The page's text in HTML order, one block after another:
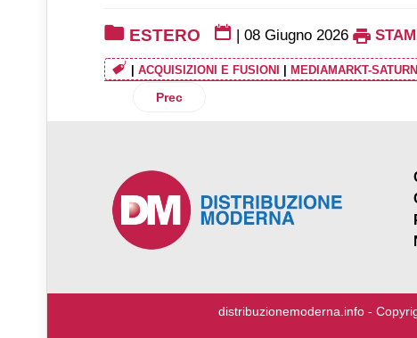
ESTERO 08 Giugno 2026
ACQUISIZIONI E FUSIONI MEDIAMARKT-SATURN
Articolo precedente: Lidl supera per la
Prec
distribuzionemoderna.info -